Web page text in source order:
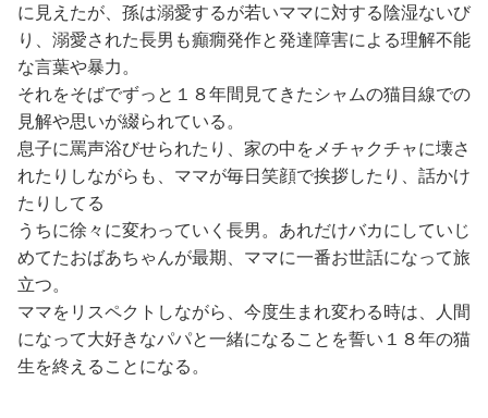
に見えたが、孫は溺愛するが若いママに対する陰湿ないび
り、溺愛された長男も癲癇発作と発達障害による理解不能
な言葉や暴力。
それをそばでずっと１８年間見てきたシャムの猫目線での
見解や思いが綴られている。
息子に罵声浴びせられたり、家の中をメチャクチャに壊さ
れたりしながらも、ママが毎日笑顔で挨拶したり、話かけ
たりしてる
うちに徐々に変わっていく長男。あれだけバカにしていじ
めてたおばあちゃんが最期、ママに一番お世話になって旅
立つ。
ママをリスペクトしながら、今度生まれ変わる時は、人間
になって大好きなパパと一緒になることを誓い１８年の猫
生を終えることになる。